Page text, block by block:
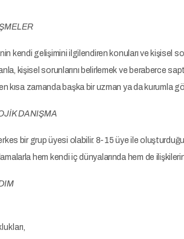
kendi gelişimini ilgilendiren konuları ve kişisel
kişisel sorunlarını belirlemek ve beraberce
kısa zamanda başka bir uzman ya da kurumla
DANIŞMA
bir grup üyesi olabilir. 8-15 üye ile
hem kendi iç dünyalarında hem de